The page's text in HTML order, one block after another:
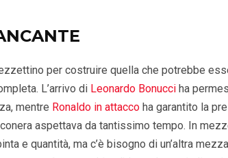
per costruire quella che potrebbe
L’arrivo di Leonardo Bonucci ha
mentre Ronaldo in attacco ha garantito la
aspettava da tantissimo tempo. In
e quantità, ma c’è bisogno di un’altra